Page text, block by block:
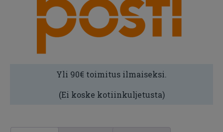
Yli 90€ toimitus ilmaiseksi.
(Ei koske kotiinkuljetusta)